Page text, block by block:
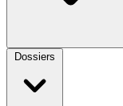
Dossiers